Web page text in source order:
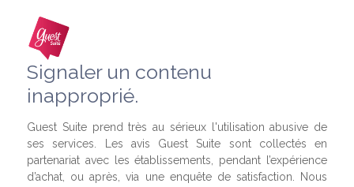
Signaler un contenu
inapproprié.
Guest Suite prend très au sérieux l'utilisation abusive de
ses services. Les avis Guest Suite sont collectés en
partenariat avec les établissements, pendant l’expérience
d’achat, ou après, via une enquête de satisfaction. Nous